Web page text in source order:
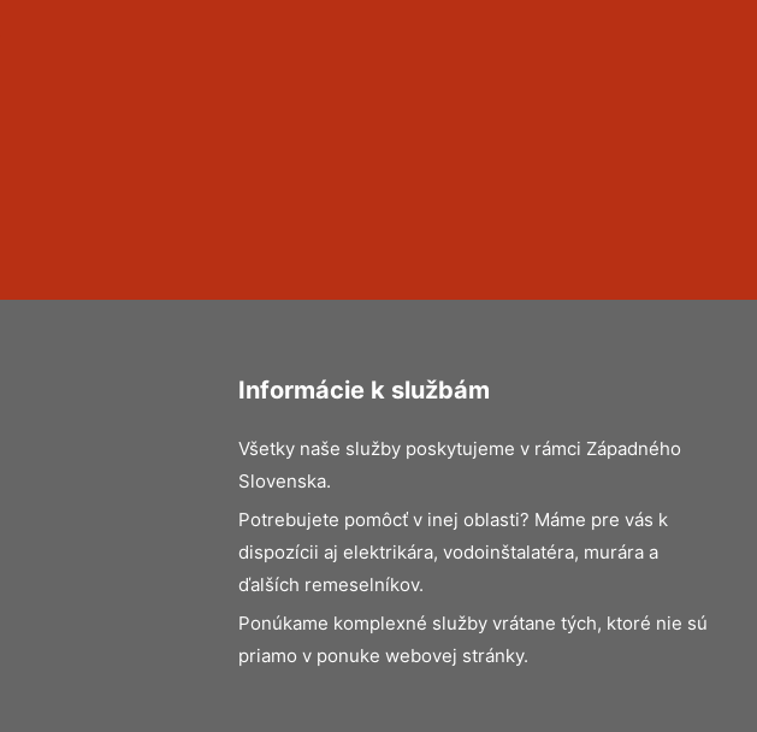
Informácie k službám
Všetky naše služby poskytujeme v rámci Západného
Slovenska.
Potrebujete pomôcť v inej oblasti? Máme pre vás k
dispozícii aj elektrikára, vodoinštalatéra, murára a
ďalších remeselníkov.
Ponúkame komplexné služby vrátane tých, ktoré nie sú
priamo v ponuke webovej stránky.